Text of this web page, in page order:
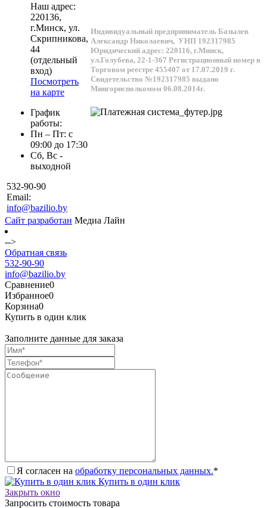
Наш адрес:
220136,
г.Минск, ул.
Скрипникова,
44
(отдельный
вход)
Посмотреть
на карте
График
работы:
Пн – Пт: с
09:00 до 17:30
Сб, Вс -
выходной
532-90-90
Email:
info@bazilio.by
Индивидуальный предприниматель Базылев
Александр Николаевич, УНП 192317985
Юридический адрес: 220116, г.Минск,
ул.Голубева, 22-1-367 Регистрационный номер в
Торговом реестре 455407 от 17.07.2019 г.
Свидетельство №192317985 выдано
Мингорисполкомом 06.08.2014г.
Сайт разработан Медиа Лайн
-->
Обратная связь
532-90-90
info@bazilio.by
Сравнение0
Избранное0
Корзина0
Купить в один клик
Заполните данные для заказа
Я согласен на обработку персональных данных.*
Купить в один клик
Закрыть окно
Запросить стоимость товара